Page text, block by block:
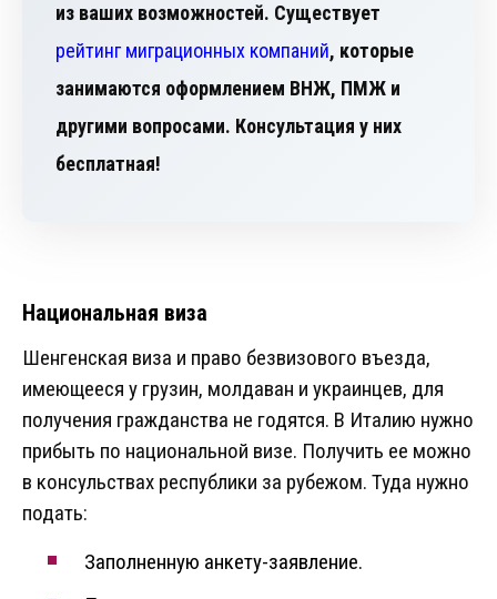
из ваших возможностей. Существует
рейтинг миграционных компаний, которые
занимаются оформлением ВНЖ, ПМЖ и
другими вопросами. Консультация у них
бесплатная!
Национальная виза
Шенгенская виза и право безвизового въезда,
имеющееся у грузин, молдаван и украинцев, для
получения гражданства не годятся. В Италию нужно
прибыть по национальной визе. Получить ее можно
в консульствах республики за рубежом. Туда нужно
подать:
Заполненную анкету-заявление.